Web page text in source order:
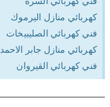
كهربائي منازل اليرموك
فني كهربائي الصليبيخات
كهربائي منازل جابر الاحمد
فني كهربائي القيروان